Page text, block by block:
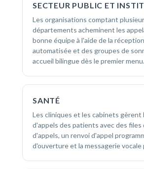
SECTEUR PUBLIC ET
Les organisations comptant
départements acheminent les
bonne équipe à l'aide de la
automatisée et des groupes de
accueil bilingue dès le premier menu.
SANTÉ
Les cliniques et les cabinets gèrent
d'appels des patients avec des
d'appels, un renvoi d'appel
d'ouverture et la messagerie vocale